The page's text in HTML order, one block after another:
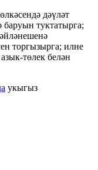
дәүләт
туктатырга;
торгызырга; илне
төлек белән
укыгыз